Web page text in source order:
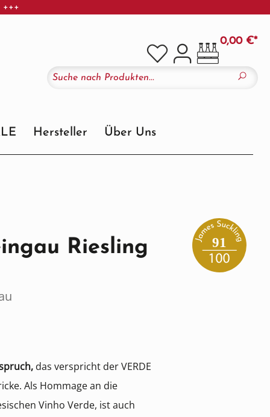
0,00 €*
Hersteller Über Uns
Riesling
das verspricht der VERDE
Als Hommage an die
Vinho Verde, ist auch
91